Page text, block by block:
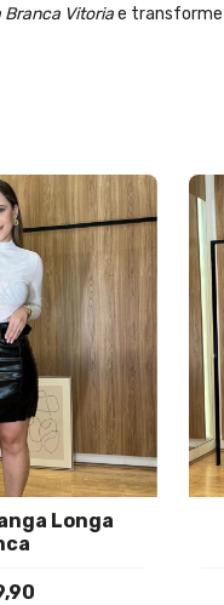
Branca Vitoriae transforme
Longa